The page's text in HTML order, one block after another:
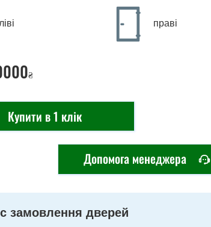
ліві праві
₴
Купити в 1 клік
Допомога менеджера
замовлення дверей